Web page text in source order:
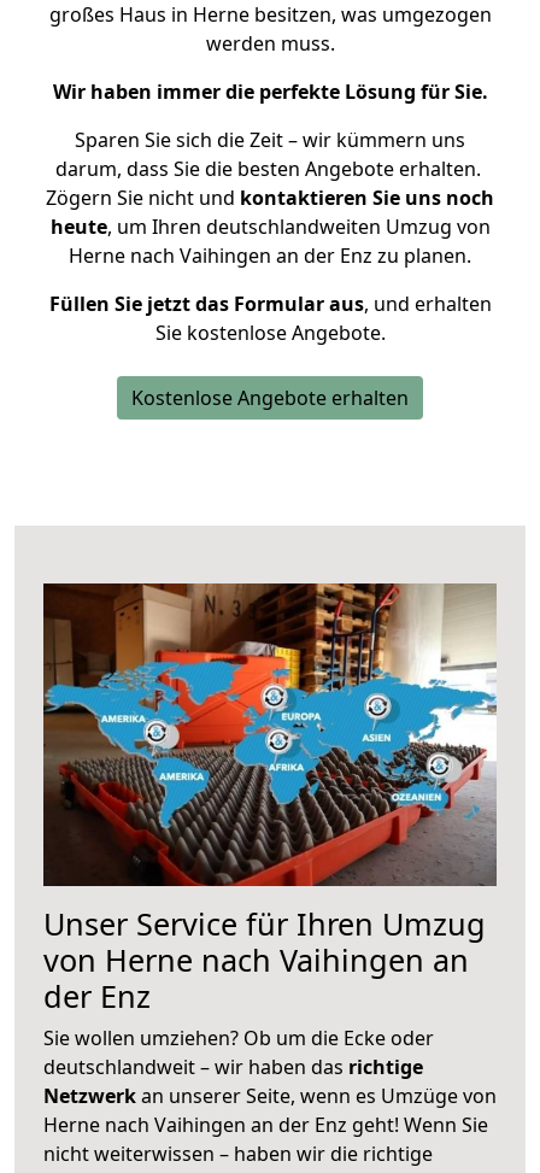
großes Haus in Herne besitzen, was umgezogen
werden muss.
Wir haben immer die perfekte Lösung für Sie.
Sparen Sie sich die Zeit – wir kümmern uns
darum, dass Sie die besten Angebote erhalten.
Zögern Sie nicht und kontaktieren Sie uns noch
heute, um Ihren deutschlandweiten Umzug von
Herne nach Vaihingen an der Enz zu planen.
Füllen Sie jetzt das Formular aus, und erhalten
Sie kostenlose Angebote.
Kostenlose Angebote erhalten
Unser Service für Ihren Umzug
von Herne nach Vaihingen an
der Enz
Sie wollen umziehen? Ob um die Ecke oder
deutschlandweit – wir haben das richtige
Netzwerkan unserer Seite, wenn es Umzüge von
Herne nach Vaihingen an der Enz geht! Wenn Sie
nicht weiterwissen – haben wir die richtige